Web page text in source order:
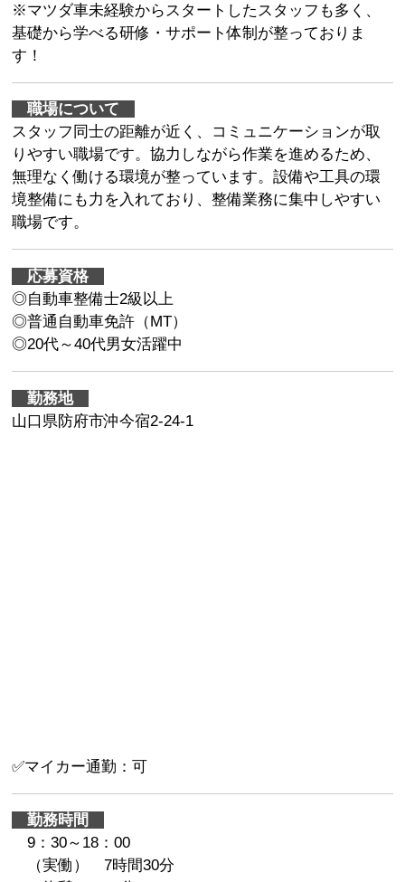
※マツダ車未経験からスタートしたスタッフも多く、
基礎から学べる研修・サポート体制が整っておりま
す！
職場について
スタッフ同士の距離が近く、コミュニケーションが取
りやすい職場です。協力しながら作業を進めるため、
無理なく働ける環境が整っています。設備や工具の環
境整備にも力を入れており、整備業務に集中しやすい
職場です。
応募資格
◎自動車整備士2級以上
◎普通自動車免許（MT）
◎20代～40代男女活躍中
勤務地
山口県防府市沖今宿2-24-1
✅マイカー通勤：可
勤務時間
9：30～18：00
（実働） 7時間30分